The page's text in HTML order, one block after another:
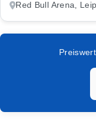
Red Bull Arena,